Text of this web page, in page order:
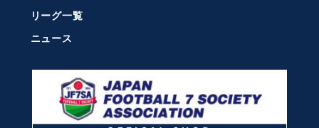
リーグ一覧
ニュース